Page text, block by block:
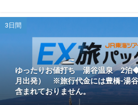
3日間
ゆったりお値打ち 湯谷温泉 2泊
月出発） ※旅行代金には豊橋-湯
含まれておりません。